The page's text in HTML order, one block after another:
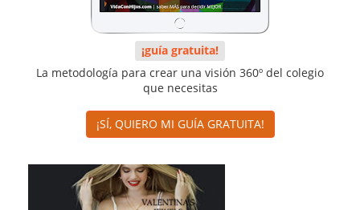
¡guía gratuita!
La metodología para crear una visión 360º del colegio
que necesitas
¡SÍ, QUIERO MI GUÍA GRATUITA!